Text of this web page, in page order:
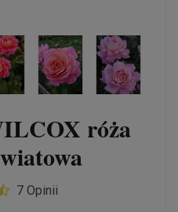
róża
7 Opinii